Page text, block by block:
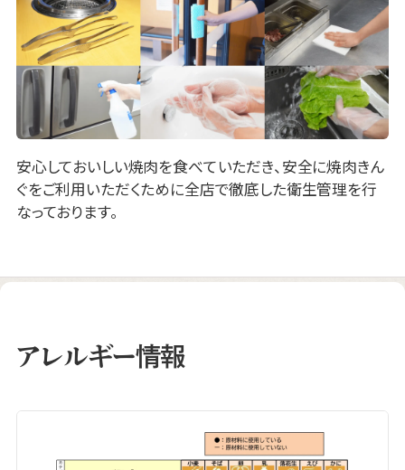
安心しておいしい焼肉を食べていただき、安全に焼肉きん
ぐをご利用いただくために全店で徹底した衛生管理を行
なっております。
アレルギー情報